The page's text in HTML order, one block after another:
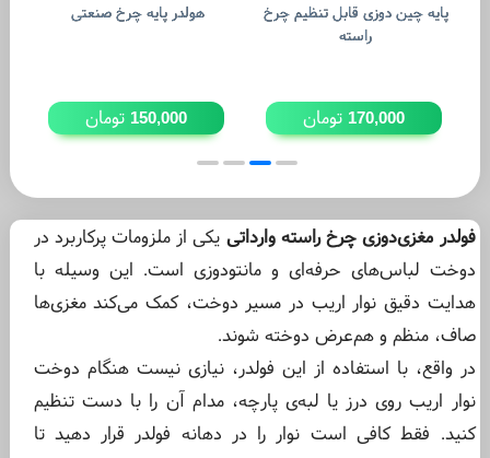
پایه چین دوزی قابل تنظیم چرخ
راسته
170,000 تومان
هولدر پایه چرخ صنعتی
150,000 تومان
فولدر مغزی‌دوزی چرخ راسته وارداتی یکی از ملزومات پرکاربرد در
دوخت لباس‌های حرفه‌ای و مانتودوزی است. این وسیله با
هدایت دقیق نوار اریب در مسیر دوخت، کمک می‌کند مغزی‌ها
صاف، منظم و هم‌عرض دوخته شوند.
در واقع، با استفاده از این فولدر، نیازی نیست هنگام دوخت
نوار اریب روی درز یا لبه‌ی پارچه، مدام آن را با دست تنظیم
کنید. فقط کافی است نوار را در دهانه فولدر قرار دهید تا